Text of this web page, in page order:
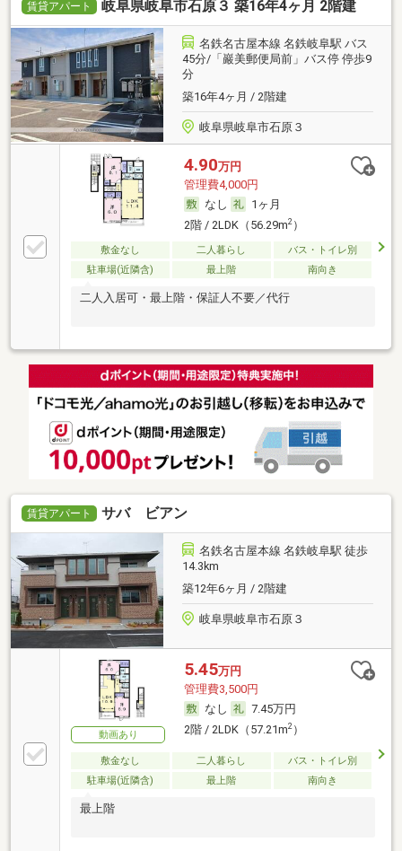
賃貸アパート 岐阜県岐阜市石原３ 築16年4ヶ月 2階建
名鉄名古屋本線 名鉄岐阜駅 バス
45分/「巖美郵便局前」バス停 停歩9
分
築16年4ヶ月 / 2階建
岐阜県岐阜市石原３
4.90万円
管理費4,000円
なし
1ヶ月
2階 / 2LDK（56.29m2）
敷金なし 二人暮らし
バス・トイレ別
駐車場(近隣含)
最上階 南向き
二人入居可・最上階・保証人不要／代行
賃貸アパート サバ ビアン
名鉄名古屋本線 名鉄岐阜駅 徒歩
14.3km
築12年6ヶ月 / 2階建
岐阜県岐阜市石原３
動画あり
5.45万円
管理費3,500円
なし
7.45万円
2階 / 2LDK（57.21m2）
敷金なし 二人暮らし
バス・トイレ別
駐車場(近隣含)
最上階 南向き
最上階